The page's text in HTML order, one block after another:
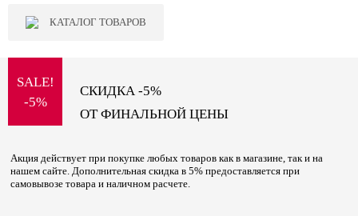
КАТАЛОГ ТОВАРОВ
SALE!
-5%
СКИДКА -5%
ОТ ФИНАЛЬНОЙ ЦЕНЫ
Акция действует при покупке любых товаров как в магазине, так и на
нашем сайте. Дополнительная скидка в 5% предоставляется при
самовывозе товара и наличном расчете.